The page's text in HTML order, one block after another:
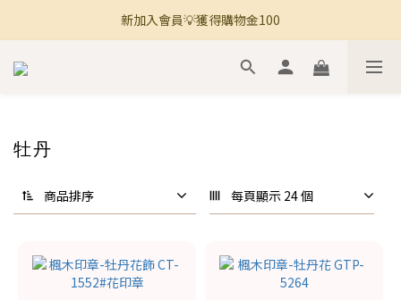
🚚 全館滿800免運 🚚
新加入會員💡獲得購物金100
🚚 全館滿800免運 🚚
牡丹
商品排序 每頁顯示 24 個